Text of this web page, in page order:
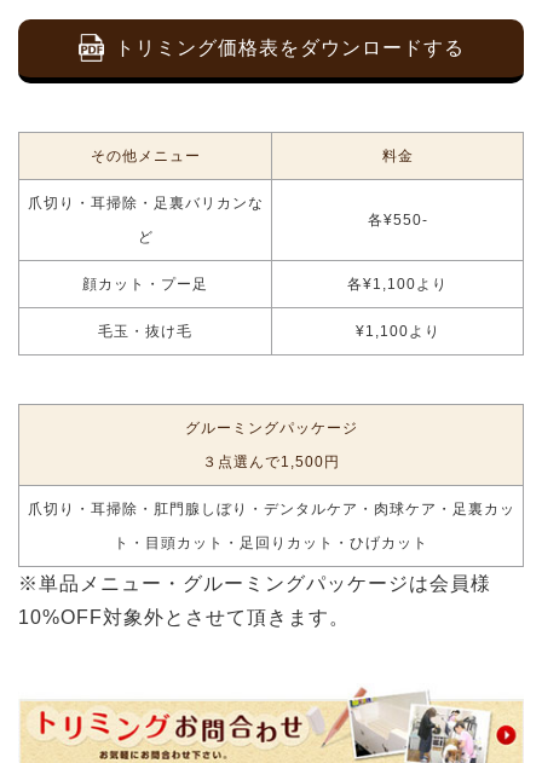
トリミング価格表をダウンロードする
その他メニュー 料金
爪切り・耳掃除・足裏バリカンな
ど
各¥550-
顔カット・プー足 各¥1,100より
毛玉・抜け毛 ¥1,100より
グルーミングパッケージ
３点選んで1,500円
爪切り・耳掃除・肛門腺しぼり・デンタルケア・肉球ケア・足裏カッ
ト・目頭カット・足回りカット・ひげカット
※単品メニュー・グルーミングパッケージは会員様
10%OFF対象外とさせて頂きます。